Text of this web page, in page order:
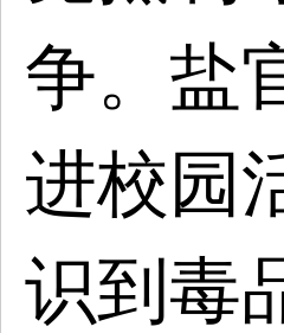
争。盐
进校园
识到毒